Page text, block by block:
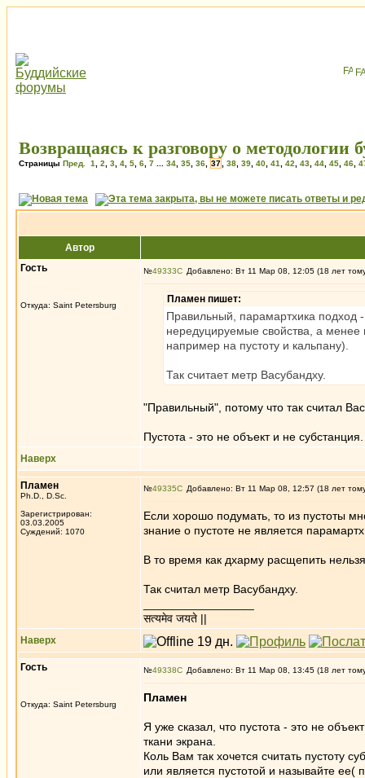
Возвращаясь к разговору о методологии
Страницы Пред. 1 2 3 4 5 6 7 34 35 36 37 38 39 40 41 42 43 44 45 46
Автор
Гость
Откуда: Saint Petersburg
№49333 Добавлено: Вт 11 Мар 08, 12:05 (18 лет
Пламен пишет:
Правильный, парамартхика подход
нередуцируемые свойства, а менее
например на пустоту и кальпану).
Так считает метр Васубандху.
"Правильный", потому что так считал
Пустота - это не объект и не
Наверх
Пламен
Ph.D., D.Sc.
Зарегистрирован:
03.03.2005
Суждений: 1070
№49335 Добавлено: Вт 11 Мар 08, 12:57 (18 лет
Если хорошо подумать, то из пустоты
знание о пустоте не является
В то время как дхарму расщепить
Так считал метр Васубандху.
सत्यमेव जयते ||
Наверх
Гость
Откуда: Saint Petersburg
№49338 Добавлено: Вт 11 Мар 08, 13:45 (18 лет
Пламен
Я уже сказал, что пустота - это не
ткани экрана.
Коль Вам так хочется считать пустоту
или является пустотой и называйте ее(